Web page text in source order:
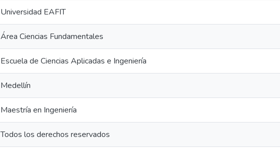
Universidad EAFIT
Área Ciencias Fundamentales
Escuela de Ciencias Aplicadas e Ingeniería
Medellín
Maestría en Ingeniería
Todos los derechos reservados